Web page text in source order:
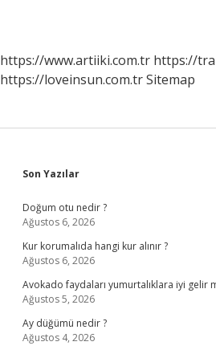
https://www.artiiki.com.tr https://
https://loveinsun.com.trSitemap
Sidebar
Son Yazılar
Doğum otu nedir ?
Ağustos 6, 2026
Kur korumalıda hangi kur alınır ?
Ağustos 6, 2026
Avokado faydaları yumurtalıklara iyi gelir
Ağustos 5, 2026
Ay düğümü nedir ?
Ağustos 4, 2026